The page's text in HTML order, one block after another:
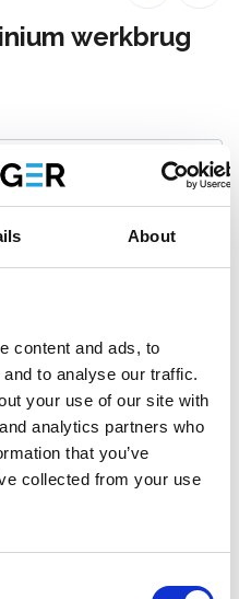
About
content and ads, to
to analyse our traffic.
your use of our site with
analytics partners who
that you’ve
collected from your use
werkbrug
of afhalen in Etten-
winkelwagen
aan offerte